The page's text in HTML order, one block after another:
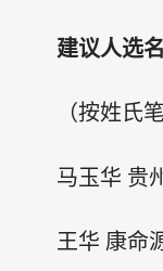
建议人选
（按姓氏
马玉华 贵
王华 康命